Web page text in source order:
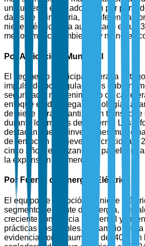
un aumento en la adopción por parte
datos de la industria, la preferencia
nieve eléctricos ha aumentado en un
menor impacto ambiental y menores
Por Aplicación: Municipal
El segmento municipal lidera la
impulsado por regulaciones
seguridad y mantenimiento de
enfoque en desplegar tecnologías
de nieve para garantizar un transporte
durante los meses de invierno. Los
destacan que las inversiones
de remoción de nieve han crecido un
cinco años, enfatizando el papel
la expansión del mercado.
Por Fuente de Energía: Eléctrico
El equipo de remoción de nieve
segmento de fuente de energía,
creciente conciencia ambiental y
prácticas sostenibles. El cambio
evidencia por un aumento del 40% en